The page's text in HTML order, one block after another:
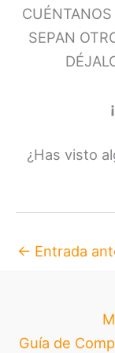
SEPAN
¿Has visto
← Entrada
Guía de